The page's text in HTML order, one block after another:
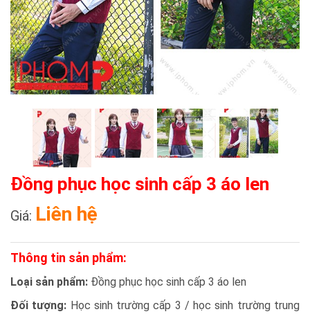
Đồng phục học sinh cấp 3 áo len
Giá: Liên hệ
Thông tin sản phẩm:
Loại sản phẩm: Đồng phục học sinh cấp 3 áo len
Đối tượng: Học sinh trường cấp 3 / học sinh trường trung